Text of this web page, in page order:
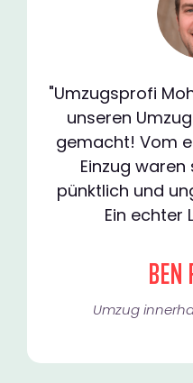
"Umzugsprofi
unseren
gemacht! Vom
Einzug
pünktlich und
Ein echter
Umzug